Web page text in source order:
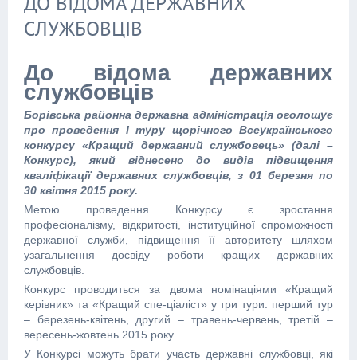
СЛУЖБОВЦІВ
До відома державних
службовців
Борівська районна державна адміністрація оголошує
про проведення І туру щорічного Всеукраїнського
конкурсу «Кращий державний службовець» (далі –
Конкурс), який віднесено до видів підвищення
кваліфікації державних службовців, з 01 березня по
30 квітня 2015 року.
Метою проведення Конкурсу є зростання
професіоналізму, відкритості, інституційної спроможності
державної служби, підвищення її авторитету шляхом
узагальнення досвіду роботи кращих державних
службовців.
Конкурс проводиться за двома номінаціями «Кращий
керівник» та «Кращий спе-ціаліст» у три тури: перший тур
– березень-квітень, другий – травень-червень, третій –
вересень-жовтень 2015 року.
У Конкурсі можуть брати участь державні службовці, які